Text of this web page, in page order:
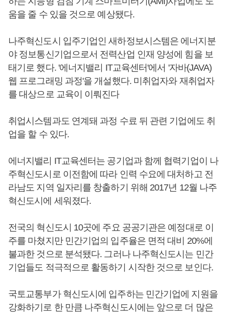
움을 줄 수 있을 것으로 예상됐다.
나주혁신도시 입주기업인 새하정보시스템은 에너지분
야 정보통신기업으로서 전력산업 인재 양성에 힘을 보
태기로 했다. '에너지밸리 IT교육센터'에서 '자바(JAVA)
웹 프로그래밍 과정'을 개설했다. 미취업자와 재취업자
를 대상으로 교육이 이뤄진다
취업시스템과도 연계돼 과정 수료 뒤 관련 기업에도 취
업을 할 수 있다.
에너지밸리 IT교육센터는 공기업과 함께 협력기업이 나
주혁신도시로 이전함에 따라 인력 수요에 대처하고 전
라남도 지역 일자리를 창출하기 위해 2017년 12월 나주
혁신도시에 세워졌다.
전국의 혁신도시 10곳에 주요 공공기관은 예정대로 이
주를 마쳤지만 민간기업의 입주율은 면적 대비 20%에
불과한 것으로 분석됐다. 그러나 나주혁신도시는 민간
기업들도 적극적으로 활동하기 시작한 것으로 보인다.
국토교통부가 혁신도시에 입주하는 민간기업에 지원을
강화하기로 한 만큼 나주혁신도시에는 앞으로 더 많은